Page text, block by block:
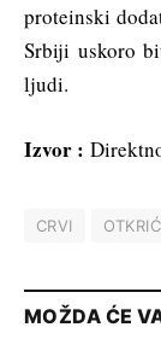
proteinski
Srbiji uskoro
ljudi.
Izvor :
CRVI
MOŽDA ĆE